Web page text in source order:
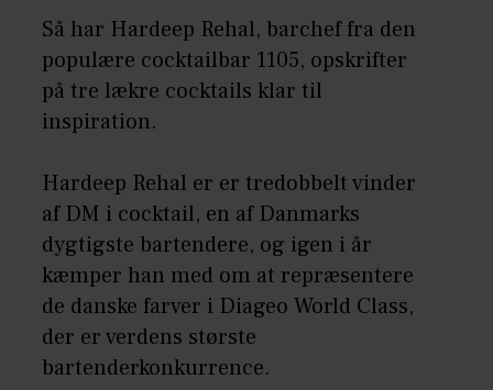
Så har Hardeep Rehal, barchef fra den
populære cocktailbar 1105, opskrifter
på tre lækre cocktails klar til
inspiration.
Hardeep Rehal er er tredobbelt vinder
af DM i cocktail, en af Danmarks
dygtigste bartendere, og igen i år
kæmper han med om at repræsentere
de danske farver i Diageo World Class,
der er verdens største
bartenderkonkurrence.